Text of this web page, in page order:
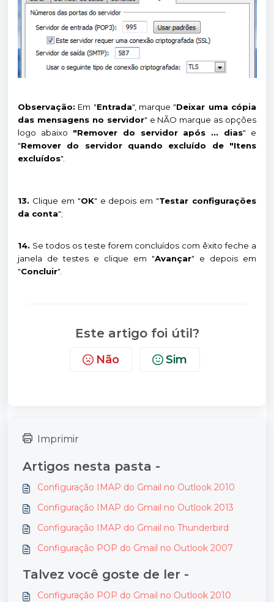
Observação: Em "Entrada", marque "Deixar uma cópia
das mensagens no servidor" e NÃO marque as opções
logo abaixo "Remover do servidor após ... dias" e
"Remover do servidor quando excluído de "Itens
excluídos".
13. Clique em "OK" e depois em "Testar configurações
da conta";
14. Se todos os teste forem concluídos com êxito feche a
janela de testes e clique em "Avançar" e depois em
"Concluir".
Este artigo foi útil?
Não Sim
Imprimir
Artigos nesta pasta -
Configuração IMAP do Gmail no Outlook 2010
Configuração IMAP do Gmail no Outlook 2013
Configuração IMAP do Gmail no Thunderbird
Configuração POP do Gmail no Outlook 2007
Talvez você goste de ler -
Configuração POP do Gmail no Outlook 2010